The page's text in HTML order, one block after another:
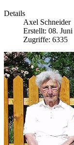
Details
Axel Schneider
Erstellt: 08.
Zugriffe: 6335